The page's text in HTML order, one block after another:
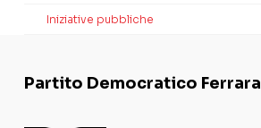
Iniziative pubbliche
Partito Democratico Ferrara